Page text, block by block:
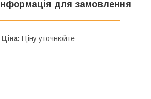
Інформація для замовлення
Ціна: Ціну уточнюйте